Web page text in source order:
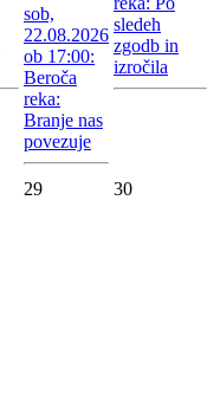
sob,
22.08.2026
ob 17:00:
Beroča
reka:
Branje nas
povezuje
sledeh
zgodb in
izročila
29
30